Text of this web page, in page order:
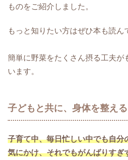
ものをご紹介しました。
もっと知りたい方はぜひ本も読ん
簡単に野菜をたくさん摂る工夫が
います。
子どもと共に、身体を整える
子育て中、毎日忙しい中でも自分
気にかけ、それでもがんばりす